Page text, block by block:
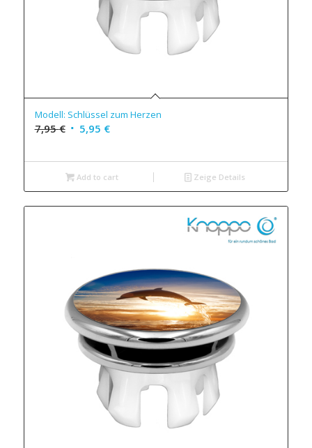
Modell: Schlüssel zum Herzen
7,95€ 5,95 €
Add to cart Zeige Details